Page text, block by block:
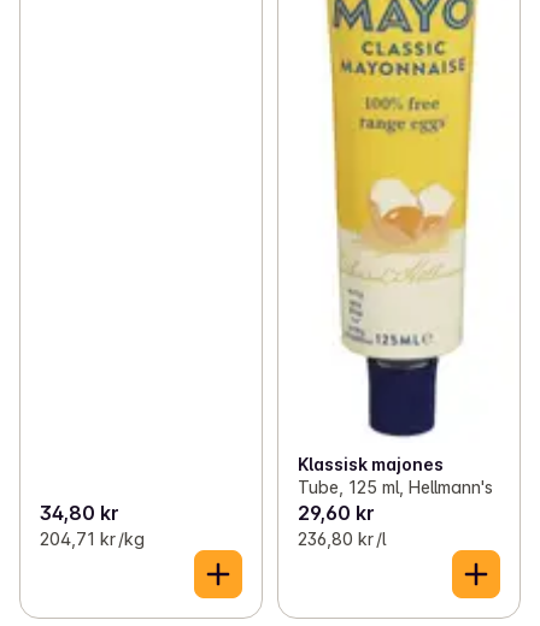
34,80 kr
204,71 kr /kg
Klassisk majones
Tube, 125 ml, Hellmann's
29,60 kr
236,80 kr /l